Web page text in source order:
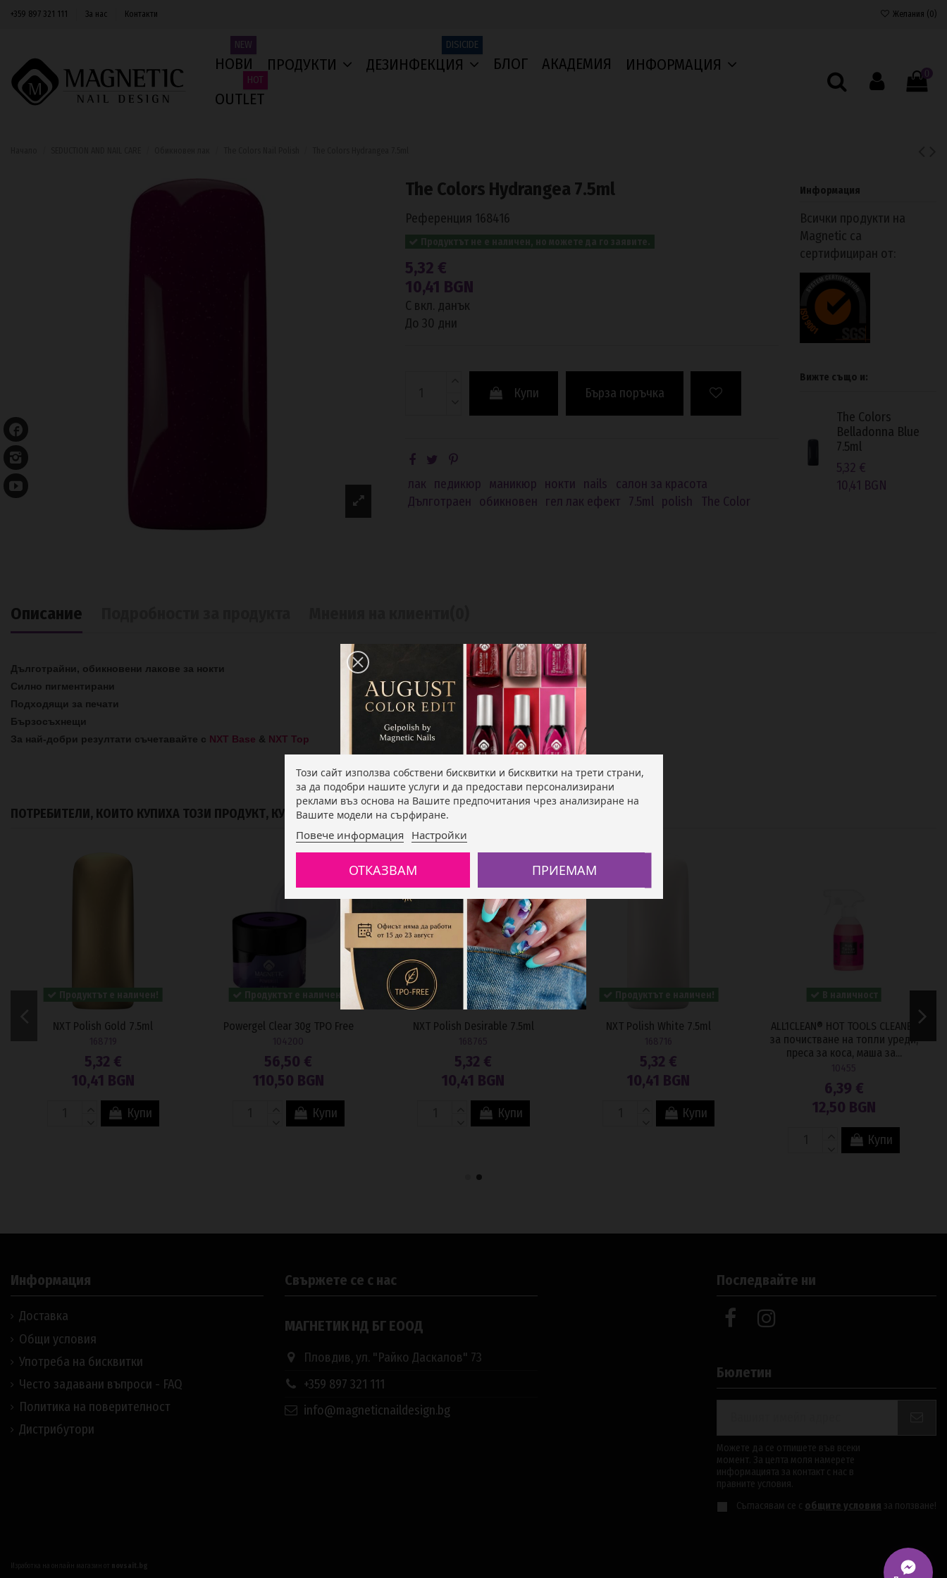
+359 897 321 111 За нас Контакти Желания (0)
НОВИ
NEW
ПРОДУКТИ ДЕЗИНФЕКЦИЯ
DISICIDE
БЛОГ АКАДЕМИЯ
ИНФОРМАЦИЯ
OUTLET
HOT
0
The Colors Hydrangea 7.5ml
Референция 168416
5,32 €
10,41 BGN
С вкл. данък
До 30 дни
Купи Бърза поръчка
лак педикюр маникюр нокти nails
салон за красота
Дълготраен
обикновен гел лак ефект 7.5ml polish The Color
Информация
Всички продукти на
Magnetic са
сертифициран от:
Вижте също и:
The Colors
Belladonna Blue
7.5ml
5,32 €
10,41 BGN
Описание
Дълготрайни, обикновени лакове за нокти
Силно пигментирани
Подходящи за печати
Бързосъхнещи
За най-добри резултати съчетавайте с NXT Base & NXT Top
ПОТРЕБИТЕЛИ, КОИТО КУПИХА ТОЗИ ПРОДУКТ, КУПИХА СЪЩО:
NXT Polish Gold 7.5ml
5,32 €
10,41 BGN
Купи
Powergel Clear 30g TPO Free
56,50 €
110,50 BGN
Купи
Последна наличност
NXT Polish Desirable 7.5ml
5,32 €
10,41 BGN
Купи
NXT Polish White 7.5ml
5,32 €
10,41 BGN
Купи
ALL1CLEAN® HOT TOOLS CLEANER
за почистване на топли уреди,
преса за коса, маша за...
6,39 €
12,50 BGN
Купи
Информация
Доставка
Общи условия
Употреба на бисквитки
Често задавани въпроси - FAQ
Политика на поверителност
Дистрибутори
Свържете се с нас
МАГНЕТИК НД БГ ЕООД
Пловдив, ул. "Райко Даскалов" 73
+359 897 321 111
info@magneticnaildesign.bg
Този сайт използва собствени бисквитки и бисквитки на трети страни,
за да подобри нашите услуги и да предостави персонализирани
реклами въз основа на Вашите предпочитания чрез анализиране на
Вашите модели на сърфиране.
Повече информация Настройки
ОТКАЗВАМ ПРИЕМАМ
Последвайте ни
Бюлетин
Можете да се отпишете във всеки
момент. За целта моля намерете
информацията за контакт с нас в
правните условия.
Съгласявам се с общите условия за ползване!
Изработка на онлайн магазин от novsait.bg